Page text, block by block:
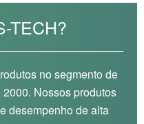
TECH?
no segmento de
Nossos produtos
desempenho de alta